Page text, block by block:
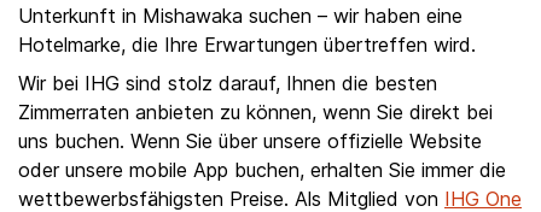
Unterkunft in Mishawaka suchen – wir haben eine
Hotelmarke, die Ihre Erwartungen übertreffen wird.
Wir bei IHG sind stolz darauf, Ihnen die besten
Zimmerraten anbieten zu können, wenn Sie direkt bei
uns buchen. Wenn Sie über unsere offizielle Website
oder unsere mobile App buchen, erhalten Sie immer die
wettbewerbsfähigsten Preise. Als Mitglied von IHG One